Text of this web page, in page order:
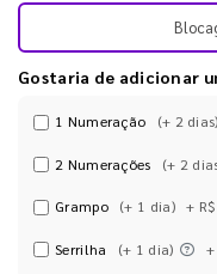
Gostaria de adicionar
1 Numeração (+ 2 dias)
2 Numerações (+ 2
Grampo (+ 1 dia) +
Serrilha (+ 1 dia)